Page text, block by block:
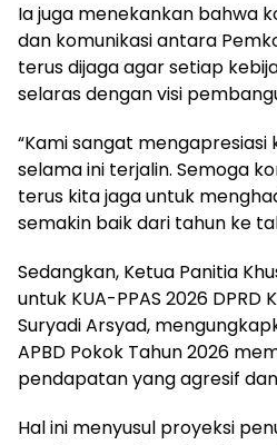
Ia juga menekankan bahwa
dan komunikasi antara
terus dijaga agar setiap
selaras dengan visi
“Kami sangat
selama ini terjalin. Semoga
terus kita jaga untuk
semakin baik dari tahun ke
Sedangkan, Ketua Panitia
untuk KUA-PPAS 2026 DPRD
Suryadi Arsyad,
APBD Pokok Tahun 2026
pendapatan yang agresif
Hal ini menyusul proyeksi